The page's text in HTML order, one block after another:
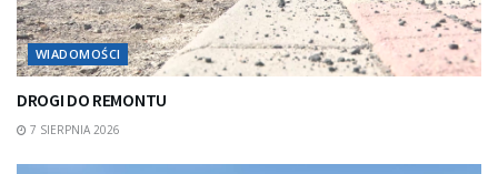
WIADOMOŚCI
DROGI DO REMONTU
7 SIERPNIA 2026